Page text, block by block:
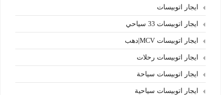
ايجار اتوبيسات
ايجار اتوبيسات 33 سياحي
ايجار اتوبيسات MCV|دهب
ايجار اتوبيسات رحلات
ايجار اتوبيسات سياحة
ايجار اتوبيسات سياحية